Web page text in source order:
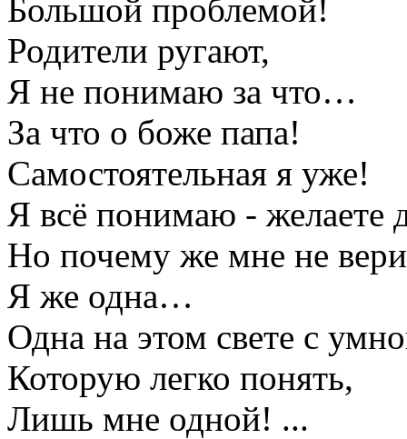
Большой проблемой!
Родители ругают,
Я не понимаю за что…
За что о боже папа!
Самостоятельная я уже!
Я всё понимаю - желаете
Но почему же мне не
Я же одна…
Одна на этом свете с
Которую легко понять,
Лишь мне одной! ...